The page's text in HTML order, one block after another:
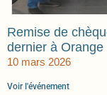
Remise de
dernier à Orange
10 mars 2026
Voir l'événement